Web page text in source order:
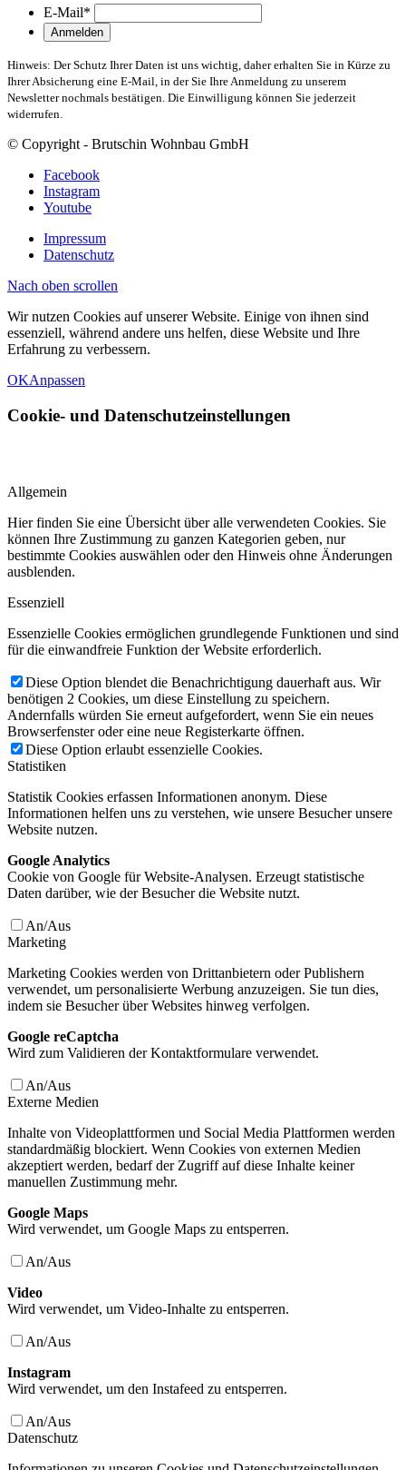
E-Mail*
Hinweis: Der Schutz Ihrer Daten ist uns wichtig, daher erhalten Sie in Kürze zu
Ihrer Absicherung eine E-Mail, in der Sie Ihre Anmeldung zu unserem
Newsletter nochmals bestätigen. Die Einwilligung können Sie jederzeit
widerrufen.
© Copyright - Brutschin Wohnbau GmbH
Facebook
Instagram
Youtube
Impressum
Datenschutz
Nach oben scrollen
Wir nutzen Cookies auf unserer Website. Einige von ihnen sind
essenziell, während andere uns helfen, diese Website und Ihre
Erfahrung zu verbessern.
OKAnpassen
Cookie- und Datenschutzeinstellungen
Allgemein
Hier finden Sie eine Übersicht über alle verwendeten Cookies. Sie
können Ihre Zustimmung zu ganzen Kategorien geben, nur
bestimmte Cookies auswählen oder den Hinweis ohne Änderungen
ausblenden.
Essenziell
Essenzielle Cookies ermöglichen grundlegende Funktionen und sind
für die einwandfreie Funktion der Website erforderlich.
Diese Option blendet die Benachrichtigung dauerhaft aus. Wir
benötigen 2 Cookies, um diese Einstellung zu speichern.
Andernfalls würden Sie erneut aufgefordert, wenn Sie ein neues
Browserfenster oder eine neue Registerkarte öffnen.
Diese Option erlaubt essenzielle Cookies.
Statistiken
Statistik Cookies erfassen Informationen anonym. Diese
Informationen helfen uns zu verstehen, wie unsere Besucher unsere
Website nutzen.
Google Analytics
Cookie von Google für Website-Analysen. Erzeugt statistische
Daten darüber, wie der Besucher die Website nutzt.
An/Aus
Marketing
Marketing Cookies werden von Drittanbietern oder Publishern
verwendet, um personalisierte Werbung anzuzeigen. Sie tun dies,
indem sie Besucher über Websites hinweg verfolgen.
Google reCaptcha
Wird zum Validieren der Kontaktformulare verwendet.
An/Aus
Externe Medien
Inhalte von Videoplattformen und Social Media Plattformen werden
standardmäßig blockiert. Wenn Cookies von externen Medien
akzeptiert werden, bedarf der Zugriff auf diese Inhalte keiner
manuellen Zustimmung mehr.
Google Maps
Wird verwendet, um Google Maps zu entsperren.
An/Aus
Video
Wird verwendet, um Video-Inhalte zu entsperren.
An/Aus
Instagram
Wird verwendet, um den Instafeed zu entsperren.
An/Aus
Datenschutz